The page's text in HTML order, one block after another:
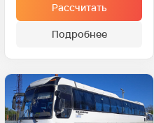
Рассчитать
Подробнее